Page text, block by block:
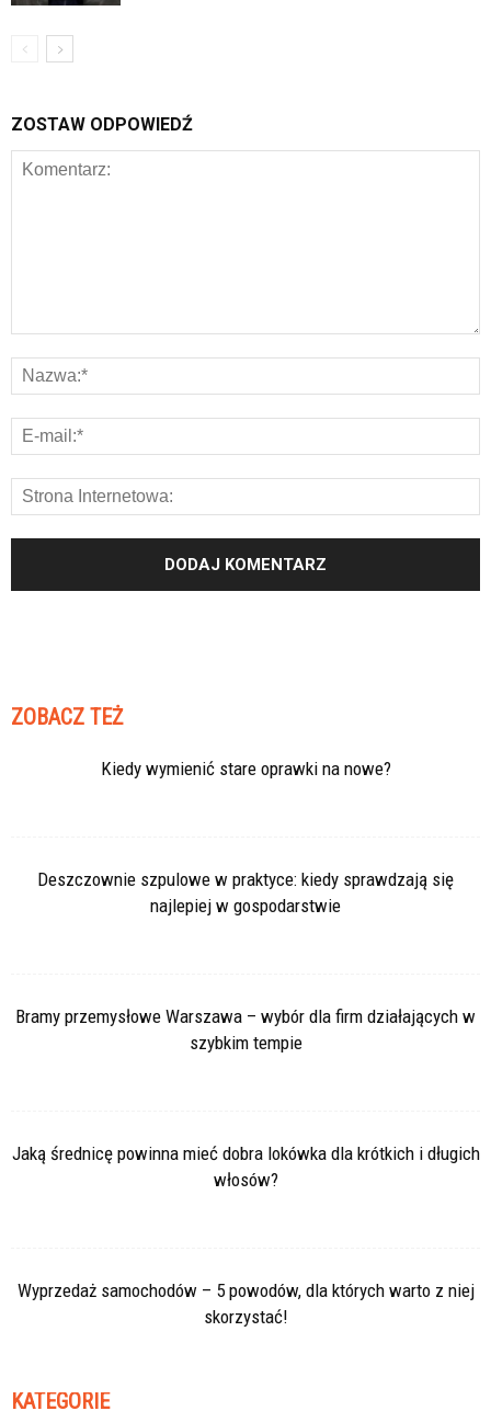
ZOSTAW ODPOWIEDŹ
ZOBACZ TEŻ
Kiedy wymienić stare oprawki na nowe?
Deszczownie szpulowe w praktyce: kiedy sprawdzają się
najlepiej w gospodarstwie
Bramy przemysłowe Warszawa – wybór dla firm działających w
szybkim tempie
Jaką średnicę powinna mieć dobra lokówka dla krótkich i długich
włosów?
Wyprzedaż samochodów – 5 powodów, dla których warto z niej
skorzystać!
KATEGORIE